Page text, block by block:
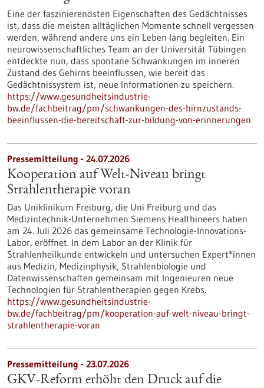
Eine der faszinierendsten Eigenschaften des Gedächtnisses
ist, dass die meisten alltäglichen Momente schnell vergessen
werden, während andere uns ein Leben lang begleiten. Ein
neurowissenschaftliches Team an der Universität Tübingen
entdeckte nun, dass spontane Schwankungen im inneren
Zustand des Gehirns beeinflussen, wie bereit das
Gedächtnissystem ist, neue Informationen zu speichern.
https://www.gesundheitsindustrie-
bw.de/fachbeitrag/pm/schwankungen-des-hirnzustands-
beeinflussen-die-bereitschaft-zur-bildung-von-erinnerungen
Pressemitteilung - 24.07.2026
Kooperation auf Welt-Niveau bringt
Strahlentherapie voran
Das Uniklinikum Freiburg, die Uni Freiburg und das
Medizintechnik-Unternehmen Siemens Healthineers haben
am 24. Juli 2026 das gemeinsame Technologie-Innovations-
Labor, eröffnet. In dem Labor an der Klinik für
Strahlenheilkunde entwickeln und untersuchen Expert*innen
aus Medizin, Medizinphysik, Strahlenbiologie und
Datenwissenschaften gemeinsam mit Ingenieuren neue
Technologien für Strahlentherapien gegen Krebs.
https://www.gesundheitsindustrie-
bw.de/fachbeitrag/pm/kooperation-auf-welt-niveau-bringt-
strahlentherapie-voran
Pressemitteilung - 23.07.2026
GKV-Reform erhöht den Druck auf die